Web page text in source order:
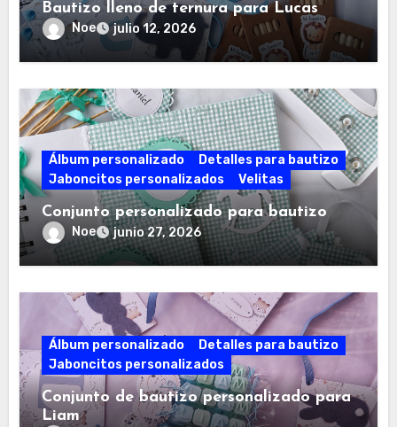
Bautizo lleno de ternura para Lucas
Noe julio 12, 2026
Álbum personalizado
Detalles para bautizo
Jaboncitos personalizados
Velitas
Conjunto personalizado para bautizo
Noe junio 27, 2026
Álbum personalizado
Detalles para bautizo
Jaboncitos personalizados
Conjunto de bautizo personalizado para
Liam